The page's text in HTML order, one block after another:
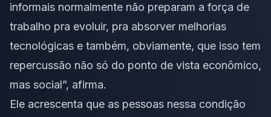
informais normalmente não preparam a força de
trabalho pra evoluir, pra absorver melhorias
tecnológicas e também, obviamente, que isso tem
repercussão não só do ponto de vista econômico,
mas social”, afirma.
Ele acrescenta que as pessoas nessa condição